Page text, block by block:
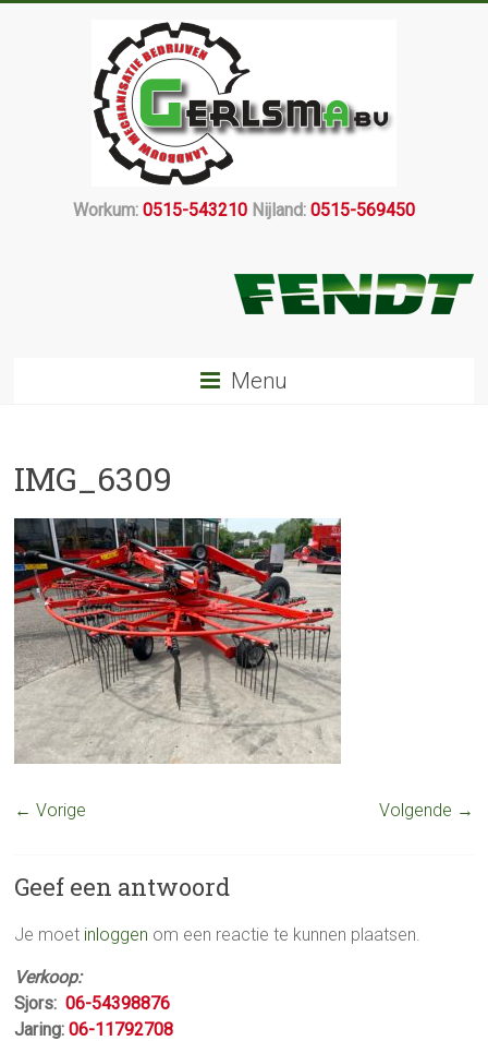
Workum: 0515-543210Nijland: 0515-569450
Menu
IMG_6309
← Vorige Volgende →
Geef een antwoord
Je moet inloggen om een reactie te kunnen plaatsen.
Verkoop:
Sjors:06-54398876
Jaring:06-11792708